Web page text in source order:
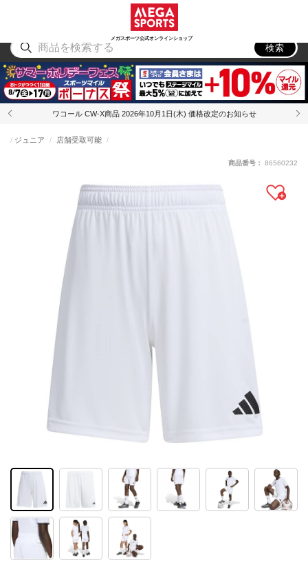
メガスポーツ公式オンラインショップ
アウトドア
検索
ワコール CW-X商品 2026年10月1日(木) 価格改定のお知らせ
ジュニア 店舗受取可能
商品番号： 86560232